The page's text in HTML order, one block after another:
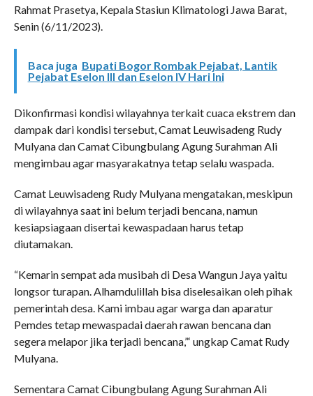
Rahmat Prasetya, Kepala Stasiun Klimatologi Jawa Barat,
Senin (6/11/2023).
Baca juga Bupati Bogor Rombak Pejabat, Lantik
Pejabat Eselon III dan Eselon IV Hari Ini
Dikonfirmasi kondisi wilayahnya terkait cuaca ekstrem dan
dampak dari kondisi tersebut, Camat Leuwisadeng Rudy
Mulyana dan Camat Cibungbulang Agung Surahman Ali
mengimbau agar masyarakatnya tetap selalu waspada.
Camat Leuwisadeng Rudy Mulyana mengatakan, meskipun
di wilayahnya saat ini belum terjadi bencana, namun
kesiapsiagaan disertai kewaspadaan harus tetap
diutamakan.
“Kemarin sempat ada musibah di Desa Wangun Jaya yaitu
longsor turapan. Alhamdulillah bisa diselesaikan oleh pihak
pemerintah desa. Kami imbau agar warga dan aparatur
Pemdes tetap mewaspadai daerah rawan bencana dan
segera melapor jika terjadi bencana,”‘ ungkap Camat Rudy
Mulyana.
Sementara Camat Cibungbulang Agung Surahman Ali